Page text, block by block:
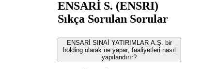
ENSARİ S. (ENSRI)
Sıkça Sorulan Sorular
ENSARİ SINAİ YATIRIMLAR A.Ş. bir
holding olarak ne yapar; faaliyetleri nasıl
yapılandırır?